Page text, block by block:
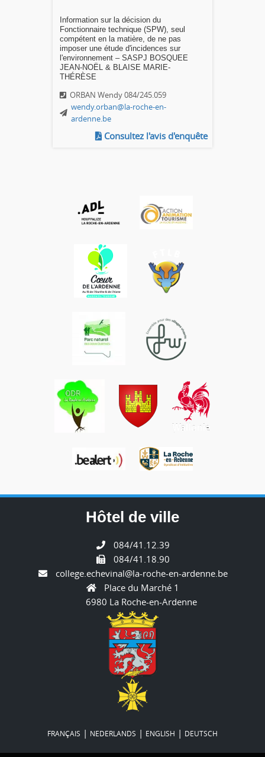
Information sur la décision du
Fonctionnaire technique (SPW), seul
compétent en la matière, de ne pas
imposer une étude d'incidences sur
l'environnement – SASPJ BOSQUEE
JEAN-NOËL & BLAISE MARIE-
THÉRÈSE
ORBAN Wendy 084/245.059
wendy.orban@la-roche-en-
ardenne.be
Consultez l'avis d'enquête
Hôtel de ville
084/41.12.39
084/41.18.90
college.echevinal@la-roche-en-ardenne.be
Place du Marché 1
6980 La Roche-en-Ardenne
FRANÇAIS | NEDERLANDS | ENGLISH | DEUTSCH